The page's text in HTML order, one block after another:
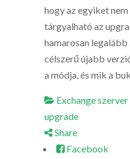
hogy az egyiket
tárgyalható az
hamarosan
célszerű újabb
a módja, és mik a
Exchange szerver
upgrade
Share
Facebook